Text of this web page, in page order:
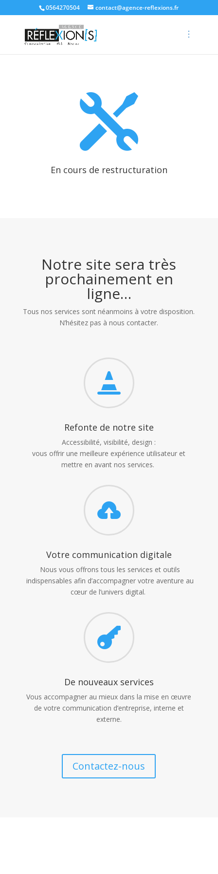
0564270504 contact@agence-reflexions.fr

En cours de restructuration
Notre site sera très
prochainement en
ligne…
Tous nos services sont néanmoins à votre disposition.
N’hésitez pas à nous contacter.

Refonte de notre site
Accessibilité, visibilité, design :
vous offrir une meilleure expérience utilisateur et
mettre en avant nos services.

Votre communication digitale
Nous vous offrons tous les services et outils
indispensables afin d’accompagner votre aventure au
cœur de l’univers digital.

De nouveaux services
Vous accompagner au mieux dans la mise en œuvre
de votre communication d’entreprise, interne et
externe.
Contactez-nous